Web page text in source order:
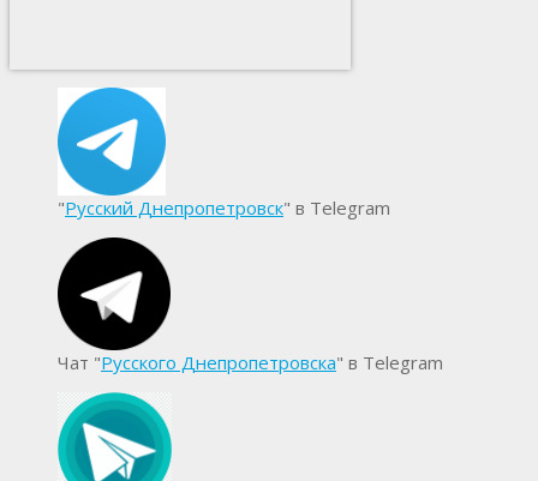
"Русский Днепропетровск" в Telegram
Чат "Русского Днепропетровска" в Telegram